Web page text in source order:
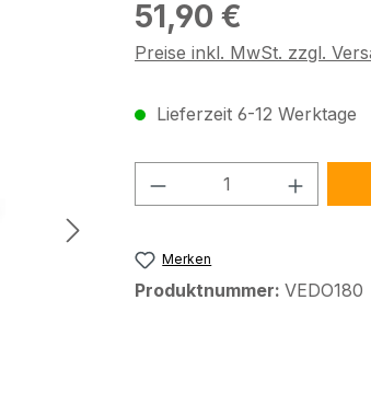
Regulärer Preis:
51,90 €
Preise inkl. MwSt. zzgl.
Lieferzeit 6-12 Werktage
Produkt Anzahl:
Merken
Produktnummer: VEDO180